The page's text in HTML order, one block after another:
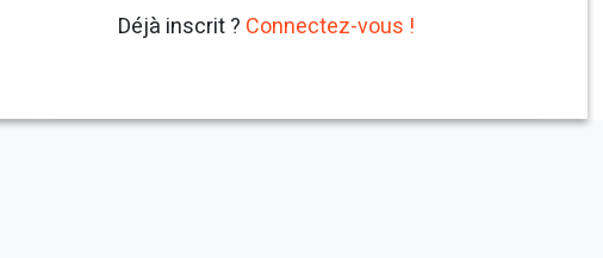
Déjà inscrit ? Connectez-vous !